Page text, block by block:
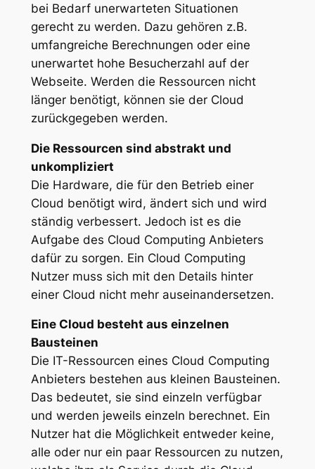
bei Bedarf unerwarteten Situationen
gerecht zu werden. Dazu gehören z.B.
umfangreiche Berechnungen oder eine
unerwartet hohe Besucherzahl auf der
Webseite. Werden die Ressourcen nicht
länger benötigt, können sie der Cloud
zurückgegeben werden.
Die Ressourcen sind abstrakt und
unkompliziert
Die Hardware, die für den Betrieb einer
Cloud benötigt wird, ändert sich und wird
ständig verbessert. Jedoch ist es die
Aufgabe des Cloud Computing Anbieters
dafür zu sorgen. Ein Cloud Computing
Nutzer muss sich mit den Details hinter
einer Cloud nicht mehr auseinandersetzen.
Eine Cloud besteht aus einzelnen
Bausteinen
Die IT-Ressourcen eines Cloud Computing
Anbieters bestehen aus kleinen Bausteinen.
Das bedeutet, sie sind einzeln verfügbar
und werden jeweils einzeln berechnet. Ein
Nutzer hat die Möglichkeit entweder keine,
alle oder nur ein paar Ressourcen zu nutzen,